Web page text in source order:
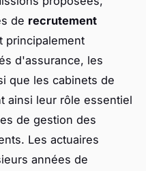
de recrutement
principalement
d'assurance, les
que les cabinets de
ainsi leur rôle essentiel
de gestion des
Les actuaires
années de